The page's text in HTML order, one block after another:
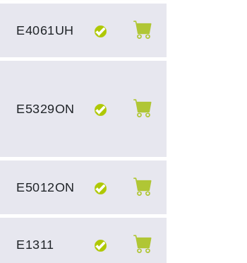
E4061UH
E5329ON
E5012ON
E1311